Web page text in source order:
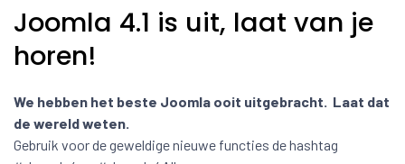
Joomla 4.1 is uit, laat van je
horen!
We hebben het beste Joomla ooit uitgebracht. Laat dat
de wereld weten.
Gebruik voor de geweldige nieuwe functies de hashtag